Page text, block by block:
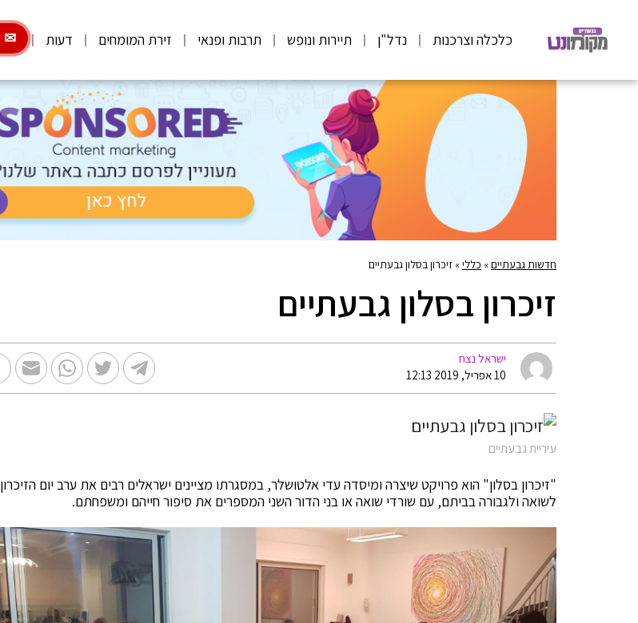
כלכלה וצרכנות נדל"ן תיירות ונופש תרבות ופנאי זירת המומחים דעות
חדשות גבעתיים» כללי» זיכרון בסלון גבעתיים
זיכרון בסלון גבעתיים
ישראל נצח
10 אפריל, 2019 12:13
עיריית גבעתיים
"זיכרון בסלון" הוא פרויקט שיצרה ומיסדה עדי אלטושלר, במסגרתו מציינים ישראלים רבים את ערב יום הזיכרון
לשואה ולגבורה בביתם, עם שורדי שואה או בני הדור השני המספרים את סיפור חייהם ומשפחתם.